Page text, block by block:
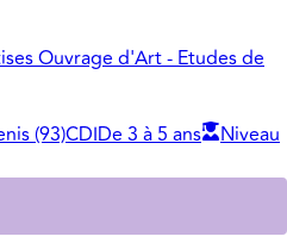
Ouvrage d'Art - Etudes de
(93)CDIDe 3 à 5 ans
Niveau